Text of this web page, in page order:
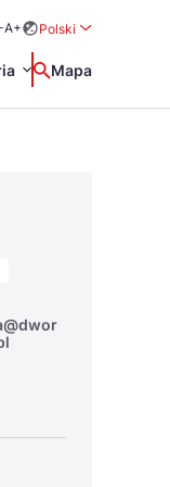
A+
Polski
Wyszukaj
Mapa